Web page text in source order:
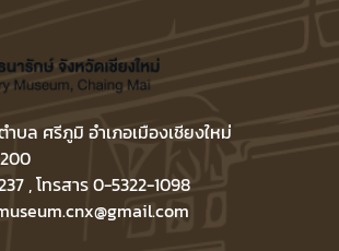
บล ศรีภูมิ อำเภอเมืองเชียงใหม่
, โทรสาร 0-5322-1098